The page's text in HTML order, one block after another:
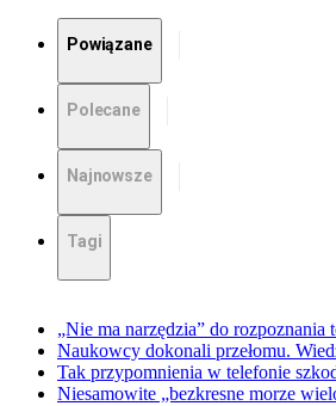
Powiązane
Polecane
Najnowsze
Tagi
„Nie ma narzędzia” do
Naukowcy dokonali przełomu.
Tak przypomnienia w telefonie
Niesamowite „bezkresne morze